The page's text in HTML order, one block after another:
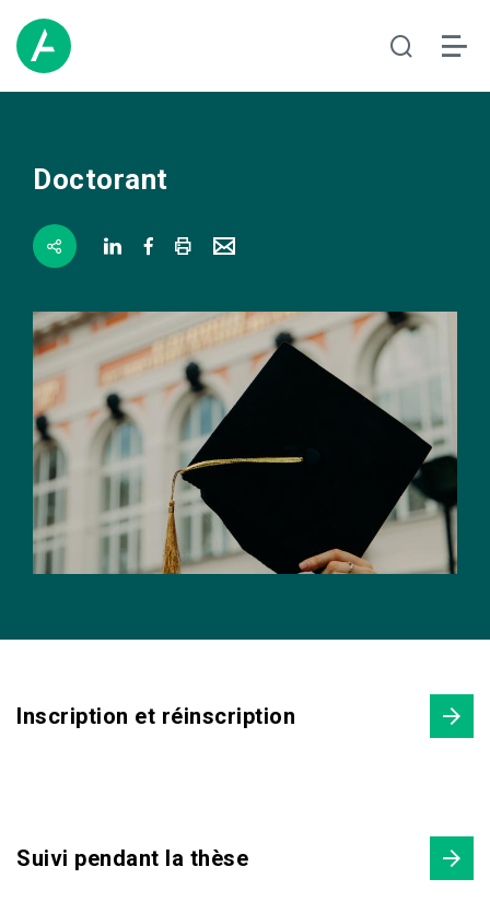
Doctorant
Inscription et réinscription
Suivi pendant la thèse